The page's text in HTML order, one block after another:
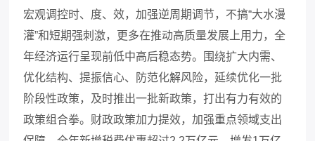
宏观调控时、度、效，加强逆周期调节，不搞“大水漫
灌”和短期强刺激，更多在推动高质量发展上用力，全
年经济运行呈现前低中高后稳态势。围绕扩大内需、
优化结构、提振信心、防范化解风险，延续优化一批
阶段性政策，及时推出一批新政策，打出有力有效的
政策组合拳。财政政策加力提效，加强重点领域支出